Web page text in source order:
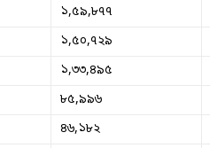
১,৫৯,৮৭৭
১,৫০,৭২৯
১,৩৩,৪৯৫
৮৫,৯৯৬
৪৬,১৮২